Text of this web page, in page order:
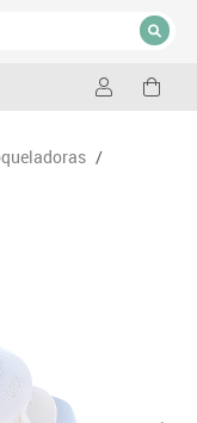
CERRAR
/